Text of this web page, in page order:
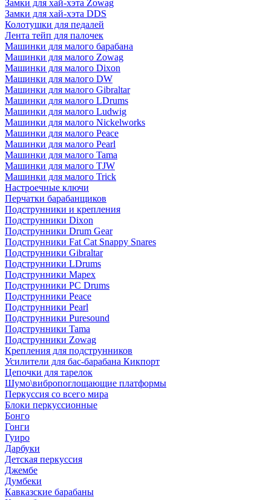
Замки для хай-хэта Zowag
Замки для хай-хэта DDS
Колотушки для педалей
Лента тейп для палочек
Машинки для малого барабана
Машинки для малого Zowag
Машинки для малого Dixon
Машинки для малого DW
Машинки для малого Gibraltar
Машинки для малого LDrums
Машинки для малого Ludwig
Машинки для малого Nickelworks
Машинки для малого Peace
Машинки для малого Pearl
Машинки для малого Tama
Машинки для малого TJW
Машинки для малого Trick
Настроечные ключи
Перчатки барабанщиков
Подструнники и крепления
Подструнники Dixon
Подструнники Drum Gear
Подструнники Fat Cat Snappy Snares
Подструнники Gibraltar
Подструнники LDrums
Подструнники Mapex
Подструнники PC Drums
Подструнники Peace
Подструнники Pearl
Подструнники Puresound
Подструнники Tama
Подструнники Zowag
Крепления для подструнников
Усилители для бас-барабана Кикпорт
Цепочки для тарелок
Шумо\вибропоглощающие платформы
Перкуссия со всего мира
Блоки перкуссионные
Бонго
Гонги
Гуиро
Дарбуки
Детская перкуссия
Джембе
Думбеки
Кавказские барабаны